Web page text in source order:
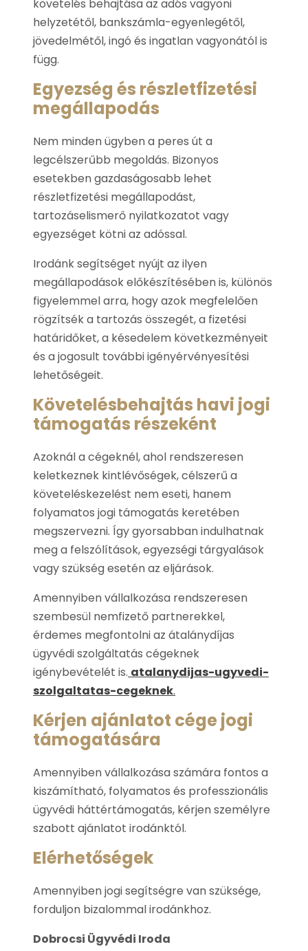
követelés behajtása az adós vagyoni
helyzetétől, bankszámla-egyenlegétől,
jövedelmétől, ingó és ingatlan vagyonától is
függ.
Egyezség és részletfizetési
megállapodás
Nem minden ügyben a peres út a
legcélszerűbb megoldás. Bizonyos
esetekben gazdaságosabb lehet
részletfizetési megállapodást,
tartozáselismerő nyilatkozatot vagy
egyezséget kötni az adóssal.
Irodánk segítséget nyújt az ilyen
megállapodások előkészítésében is, különös
figyelemmel arra, hogy azok megfelelően
rögzítsék a tartozás összegét, a fizetési
határidőket, a késedelem következményeit
és a jogosult további igényérvényesítési
lehetőségeit.
Követelésbehajtás havi jogi
támogatás részeként
Azoknál a cégeknél, ahol rendszeresen
keletkeznek kintlévőségek, célszerű a
követeléskezelést nem eseti, hanem
folyamatos jogi támogatás keretében
megszervezni. Így gyorsabban indulhatnak
meg a felszólítások, egyezségi tárgyalások
vagy szükség esetén az eljárások.
Amennyiben vállalkozása rendszeresen
szembesül nemfizető partnerekkel,
érdemes megfontolni az átalánydíjas
ügyvédi szolgáltatás cégeknek
igénybevételét is. atalanydijas-ugyvedi-
szolgaltatas-cegeknek.
Kérjen ajánlatot cége jogi
támogatására
Amennyiben vállalkozása számára fontos a
kiszámítható, folyamatos és professzionális
ügyvédi háttértámogatás, kérjen személyre
szabott ajánlatot irodánktól.
Elérhetőségek
Amennyiben jogi segítségre van szüksége,
forduljon bizalommal irodánkhoz.
Dobrocsi Ügyvédi Iroda